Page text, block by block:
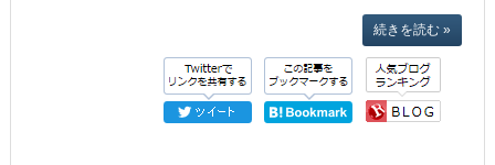
続きを読む »